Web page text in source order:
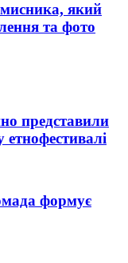
який
та фото
представили
формує